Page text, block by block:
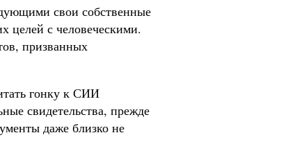
свои собственные
целей с человеческими.
призванных
гонку к СИИ
свидетельства, прежде
даже близко не